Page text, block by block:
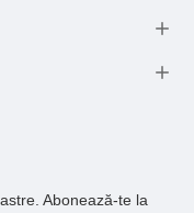
Abonează-te la